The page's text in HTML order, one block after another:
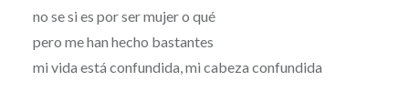
no se si es por ser mujer o qué
pero me han hecho bastantes
mi vida está confundida, mi cabeza confundida